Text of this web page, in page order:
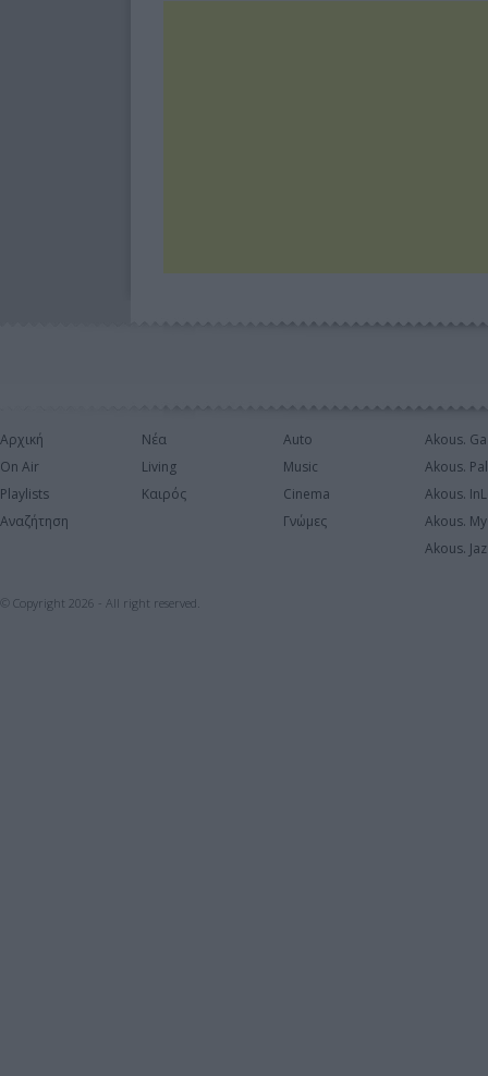
Αρχική
On Air
Playlists
Αναζήτηση
Νέα
Living
Καιρός
Auto
Music
Cinema
Γνώμες
Akous.
Akous.
Akous.
Akous.
Akous.
© Copyright 2026 - All right reserved.